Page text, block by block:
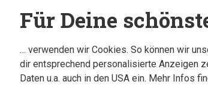
WP Schuhe
Für Deine
… verwenden wir Cookies. So können wir
dir entsprechend personalisierte Anzeigen
Daten u.a. auch in den USA ein. Mehr Infos